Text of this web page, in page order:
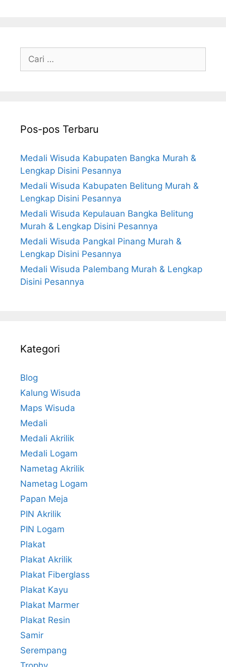
untuk:
Pos-pos Terbaru
Medali Wisuda Kabupaten Bangka Murah &
Lengkap Disini Pesannya
Medali Wisuda Kabupaten Belitung Murah &
Lengkap Disini Pesannya
Medali Wisuda Kepulauan Bangka Belitung
Murah & Lengkap Disini Pesannya
Medali Wisuda Pangkal Pinang Murah &
Lengkap Disini Pesannya
Medali Wisuda Palembang Murah & Lengkap
Disini Pesannya
Kategori
Blog
Kalung Wisuda
Maps Wisuda
Medali
Medali Akrilik
Medali Logam
Nametag Akrilik
Nametag Logam
Papan Meja
PIN Akrilik
PIN Logam
Plakat
Plakat Akrilik
Plakat Fiberglass
Plakat Kayu
Plakat Marmer
Plakat Resin
Samir
Serempang